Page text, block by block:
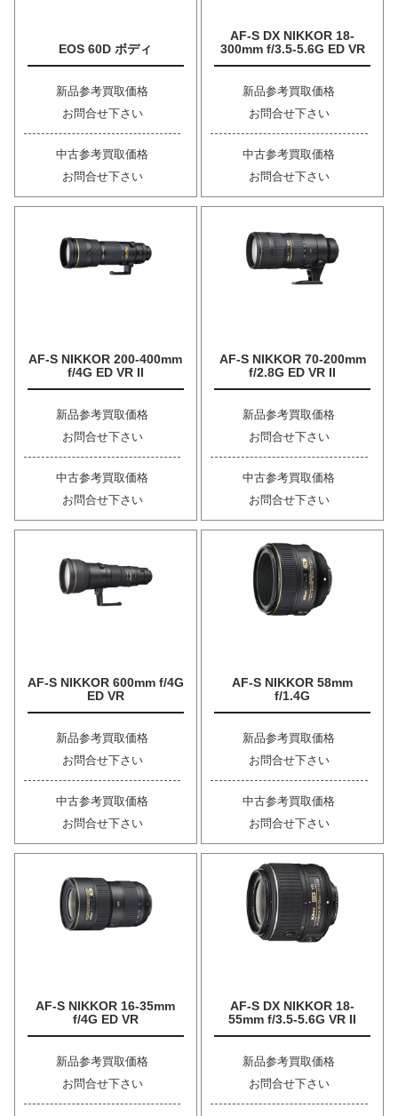
EOS 60D ボディ
新品参考買取価格
お問合せ下さい
中古参考買取価格
お問合せ下さい
AF-S DX NIKKOR 18-
300mm f/3.5-5.6G ED VR
新品参考買取価格
お問合せ下さい
中古参考買取価格
お問合せ下さい
AF-S NIKKOR 200-400mm
f/4G ED VR II
新品参考買取価格
お問合せ下さい
中古参考買取価格
お問合せ下さい
AF-S NIKKOR 70-200mm
f/2.8G ED VR II
新品参考買取価格
お問合せ下さい
中古参考買取価格
お問合せ下さい
AF-S NIKKOR 600mm f/4G
ED VR
新品参考買取価格
お問合せ下さい
中古参考買取価格
お問合せ下さい
AF-S NIKKOR 58mm
f/1.4G
新品参考買取価格
お問合せ下さい
中古参考買取価格
お問合せ下さい
AF-S NIKKOR 16-35mm
f/4G ED VR
新品参考買取価格
お問合せ下さい
AF-S DX NIKKOR 18-
55mm f/3.5-5.6G VR II
新品参考買取価格
お問合せ下さい